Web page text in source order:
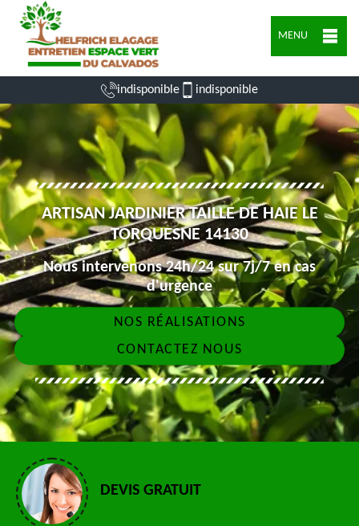
MENU
indisponible indisponible
ARTISAN JARDINIER TAILLE DE HAIE LE
TORQUESNE 14130
Nous intervenons 24h/24 sur 7j/7 en cas
d'urgence
NOS RÉALISATIONS
CONTACTEZ NOUS
DEVIS GRATUIT